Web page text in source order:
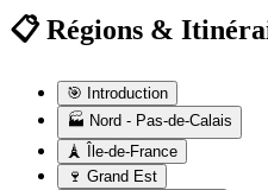
📋 Régions &
🎯 Introduction
🏭 Nord - Pas-de-Calais
🗼 Île-de-France
🍷 Grand Est